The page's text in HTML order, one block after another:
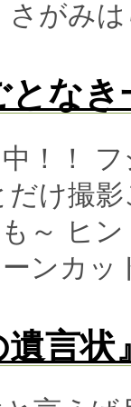
さがみ
な
！！
け撮
～ ヒ
ンカ
言